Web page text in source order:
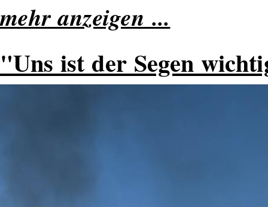
mehr anzeigen ...
"Uns ist der Segen